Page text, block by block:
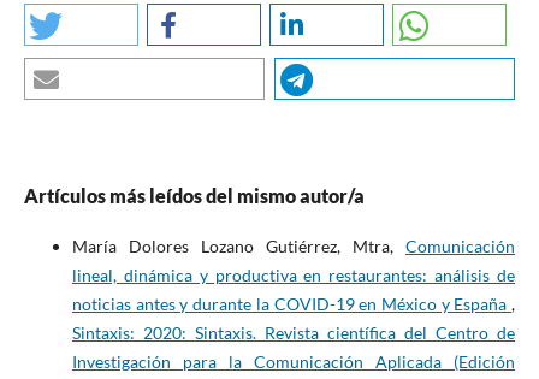
https://dialnet.unirioja.es/servlet/articulo?codigo=253885
Sabritas. (2020). #Estáennuestrasmanos.
https://www.adlatina.com/campa%C3%B1as/sabritas-%C2%AE-
matters: Employees’ perception of and reaction to their
company’s CSR communication in four different CSR domains.
International Journal of Advertising, 39(2), 191-212.
https://doi.org/10.1080/02650487.2019.1593736
Artículos más leídos del mismo autor/a
María Dolores Lozano Gutiérrez, Mtra,Comunicación
lineal, dinámica y productiva en restaurantes: análisis de
noticias antes y durante la COVID-19 en México y España,
Sintaxis: 2020: Sintaxis. Revista científica del Centro de
Investigación para la Comunicación Aplicada (Edición